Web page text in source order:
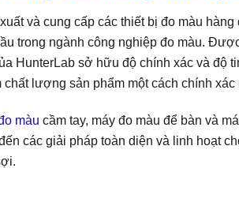
và cung cấp các thiết bị đo màu
trong ngành công nghiệp đo màu.
HunterLab sở hữu độ chính xác và độ
lượng sản phẩm một cách chính xác
màu cầm tay, máy đo màu để bàn và
các giải pháp toàn diện và linh hoạt